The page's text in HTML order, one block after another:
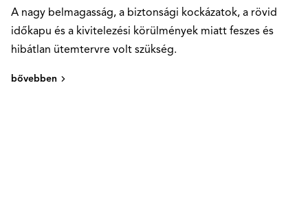
A nagy belmagasság, a biztonsági kockázatok, a rövid
időkapu és a kivitelezési körülmények miatt feszes és
hibátlan ütemtervre volt szükség.
bővebben